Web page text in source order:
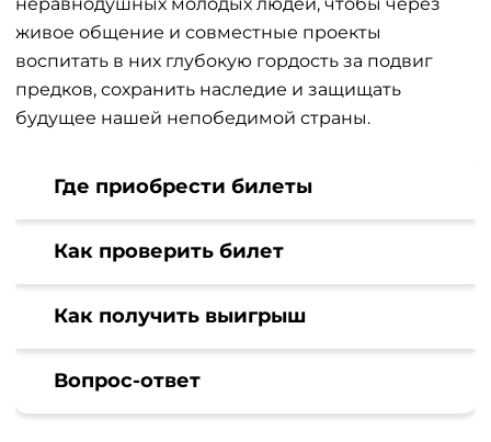
живое общение и совместные проекты
воспитать в них глубокую гордость за подвиг
предков, сохранить наследие и защищать
будущее нашей непобедимой страны.
Где приобрести билеты
Как проверить билет
Как получить выигрыш
Вопрос-ответ